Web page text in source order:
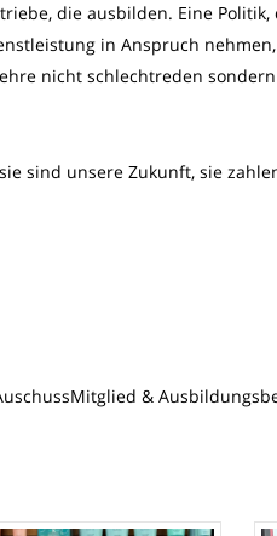
die ausbilden. Eine
in Anspruch
nicht schlechtreden
sind unsere Zukunft, sie
&